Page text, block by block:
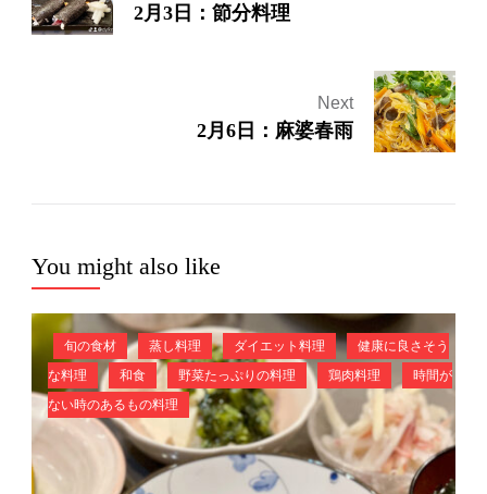
2月3日：節分料理
Next
2月6日：麻婆春雨
You might also like
旬の食材 蒸し料理 ダイエット料理
健康に良さそう
な料理
和食 野菜たっぷりの料理 鶏肉料理
時間が
ない時のあるもの料理